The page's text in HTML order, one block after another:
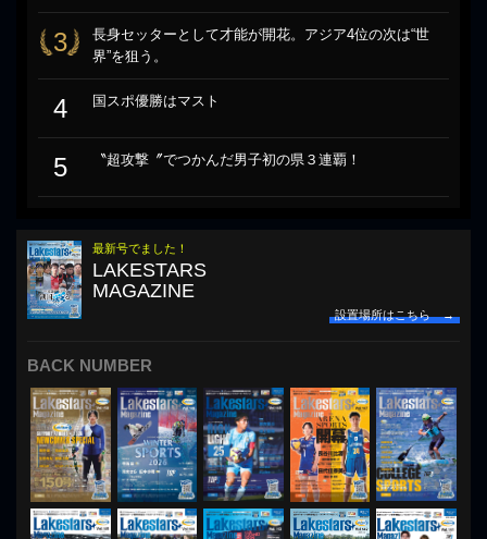
3
長身セッターとして才能が開花。アジア4位の次は“世
界”を狙う。
4 国スポ優勝はマスト
5 〝超攻撃〞でつかんだ男子初の県３連覇！
最新号でました！
LAKESTARS
MAGAZINE
設置場所はこちら →
BACK NUMBER